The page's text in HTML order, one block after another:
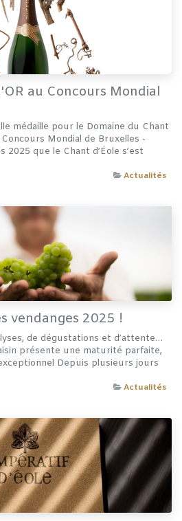
au Concours Mondial
médaille pour le Domaine du Chant
Mondial de Bruxelles -
2025 que le Chant d’Éole s’est
Actualités
vendanges 2025 !
de dégustations et d’attente…
présente une maturité parfaite,
Depuis plusieurs jours
Actualités